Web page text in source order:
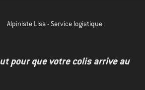
Alpiniste Lisa - Service logistique
pour que votre colis arrive au